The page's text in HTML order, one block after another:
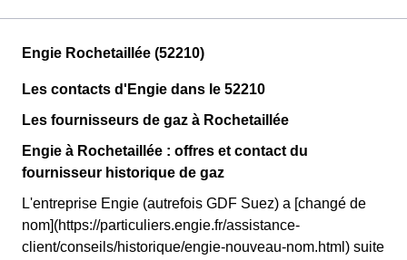
Engie Rochetaillée (52210)
Les contacts d'Engie dans le 52210
Les fournisseurs de gaz à Rochetaillée
Engie à Rochetaillée : offres et contact du
fournisseur historique de gaz
L'entreprise Engie (autrefois GDF Suez) a [changé de
nom](https://particuliers.engie.fr/assistance-
client/conseils/historique/engie-nouveau-nom.html) suite